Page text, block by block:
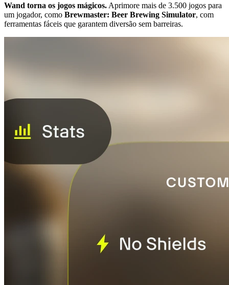
Wand torna os jogos mágicos. Aprimore mais de 3.500 jogos para
um jogador, como Brewmaster: Beer Brewing Simulator, com
ferramentas fáceis que garantem diversão sem barreiras.